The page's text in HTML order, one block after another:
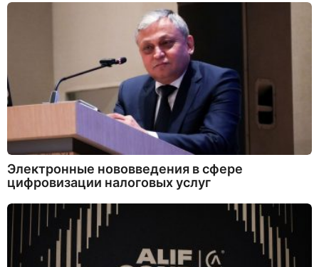
Электронные нововведения в сфере
цифровизации налоговых услуг